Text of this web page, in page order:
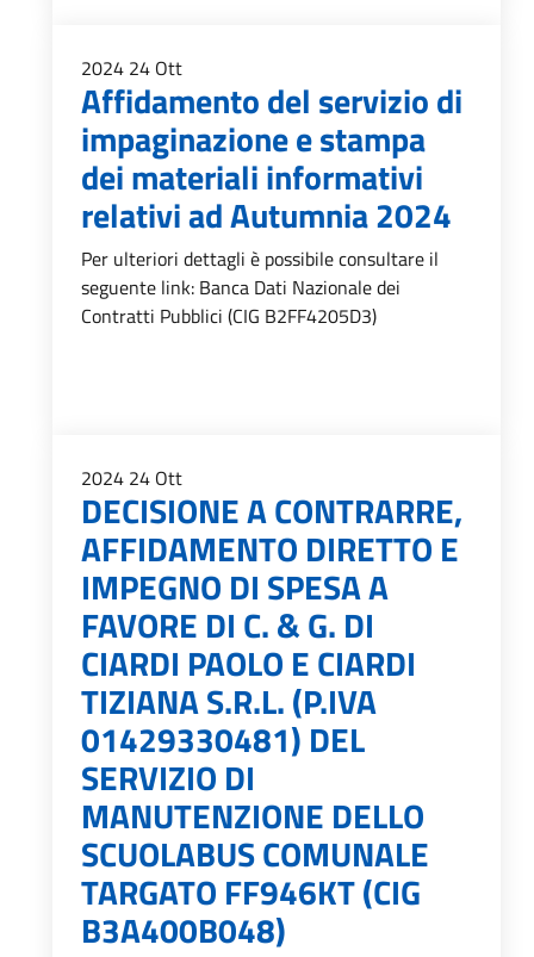
2024 24 Ott
Affidamento del servizio di
impaginazione e stampa
dei materiali informativi
relativi ad Autumnia 2024
Per ulteriori dettagli è possibile consultare il
seguente link: Banca Dati Nazionale dei
Contratti Pubblici (CIG B2FF4205D3)
2024 24 Ott
DECISIONE A CONTRARRE,
AFFIDAMENTO DIRETTO E
IMPEGNO DI SPESA A
FAVORE DI C. & G. DI
CIARDI PAOLO E CIARDI
TIZIANA S.R.L. (P.IVA
01429330481) DEL
SERVIZIO DI
MANUTENZIONE DELLO
SCUOLABUS COMUNALE
TARGATO FF946KT (CIG
B3A400B048)